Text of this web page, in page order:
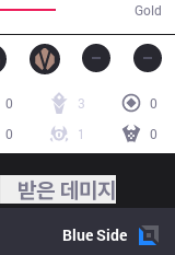
Gold
0 3
0
0
1 0
받은 데미지
BlueSide